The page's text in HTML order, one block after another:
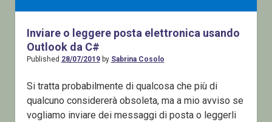
Inviare o leggere posta elettronica usando
Outlook da C#
Published 28/07/2019by Sabrina Cosolo
Si tratta probabilmente di qualcosa che più di
qualcuno considererà obsoleta, ma a mio avviso se
vogliamo inviare dei messaggi di posta o leggerli